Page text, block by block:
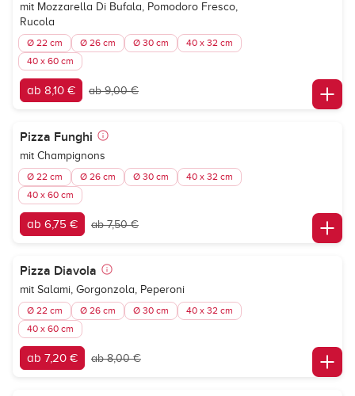
mit Mozzarella Di Bufala, Pomodoro Fresco,
Rucola
Ø 22 cm Ø 26 cm Ø 30 cm
40 x 32 cm
40 x 60 cm
ab 8,10 € ab 9,00 €
Pizza Funghi
mit Champignons
Ø 22 cm Ø 26 cm Ø 30 cm
40 x 32 cm
40 x 60 cm
ab 6,75 € ab 7,50 €
Pizza Diavola
mit Salami, Gorgonzola, Peperoni
Ø 22 cm Ø 26 cm Ø 30 cm
40 x 32 cm
40 x 60 cm
ab 7,20 € ab 8,00 €